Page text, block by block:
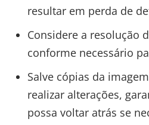
resultar em perda de
Considere a resolução
conforme necessário
Salve cópias da
realizar alterações,
possa voltar atrás se